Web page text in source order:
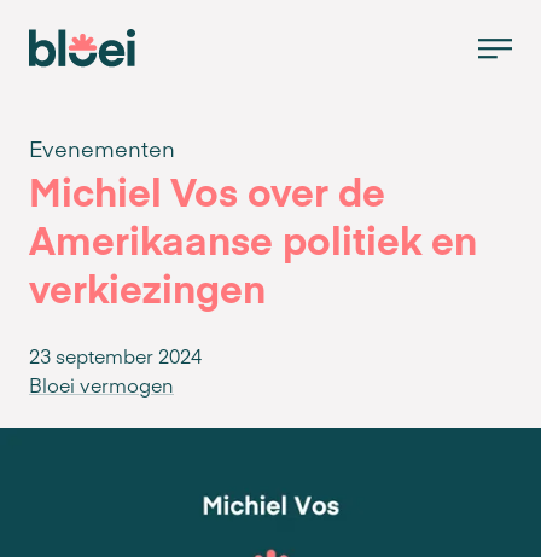
Evenementen
Michiel Vos over de
Amerikaanse politiek en
verkiezingen
Bloei vermogen
23 september 2024